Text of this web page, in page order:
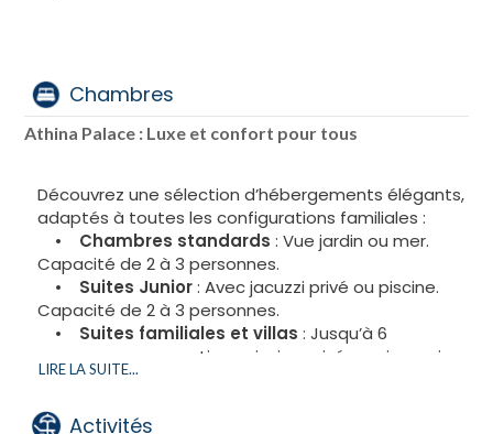
Chambres
Athina Palace : Luxe et confort pour tous
Découvrez une sélection d’hébergements élégants,
adaptés à toutes les configurations familiales :
• Chambres standards : Vue jardin ou mer.
Capacité de 2 à 3 personnes.
• Suites Junior: Avec jacuzzi privé ou piscine.
Capacité de 2 à 3 personnes.
• Suites familiales et villas : Jusqu’à 6
personnes, avec options piscine privée ou jacuzzi.
LIRE LA SUITE...
Activités